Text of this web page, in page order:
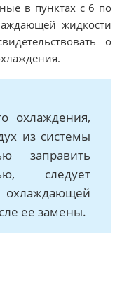
в пунктах с 6 по
жидкости
о
охлаждения,
из системы
заправить
следует
ее замены.